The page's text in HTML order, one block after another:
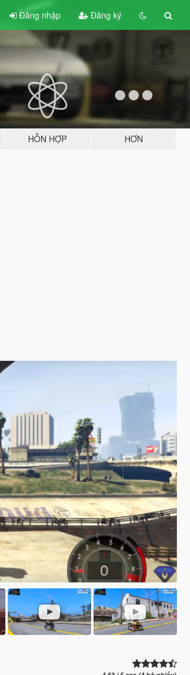
Đăng nhập Đăng ký
HỖN HỢP HƠN